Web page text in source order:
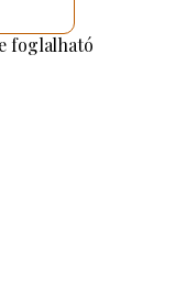
foglalható